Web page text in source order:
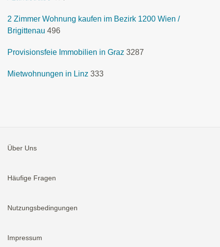
2 Zimmer Wohnung kaufen im Bezirk 1200 Wien /
Brigittenau 496
Provisionsfeie Immobilien in Graz 3287
Mietwohnungen in Linz 333
Über Uns
Häufige Fragen
Nutzungsbedingungen
Impressum